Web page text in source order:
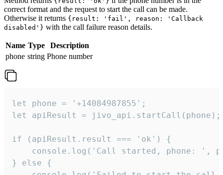
correct format and the request to start the call can be made.
Otherwise it returns {result: 'fail', reason: 'Callback
disabled'} with the call failure reason details.
Name Type
Description
phone string Phone number
let phone = '+14084987855';
let apiResult = jivo_api.startCall(phone);
if (apiResult.result === 'ok') {
console.log('Call started, phone: ',
} else {